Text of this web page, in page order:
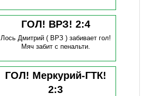
ГОЛ! ВРЗ! 2:4
Лось Дмитрий( ВРЗ ) забивает гол!
Мяч забит с пенальти.
ГОЛ! Меркурий-ГТК!
2:3